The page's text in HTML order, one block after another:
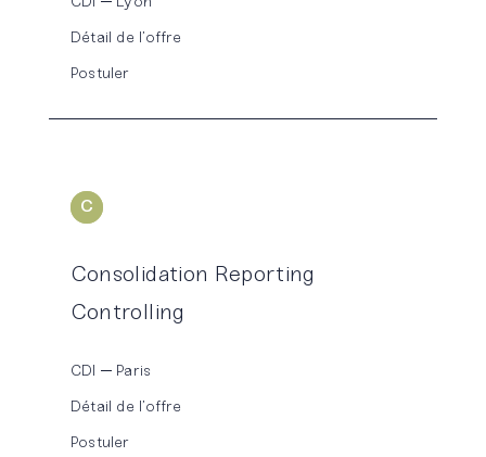
Détail de l’offre
Postuler
C ONSOLIDATION
Consolidation Reporting
Controlling
CDI Paris
Détail de l’offre
Postuler